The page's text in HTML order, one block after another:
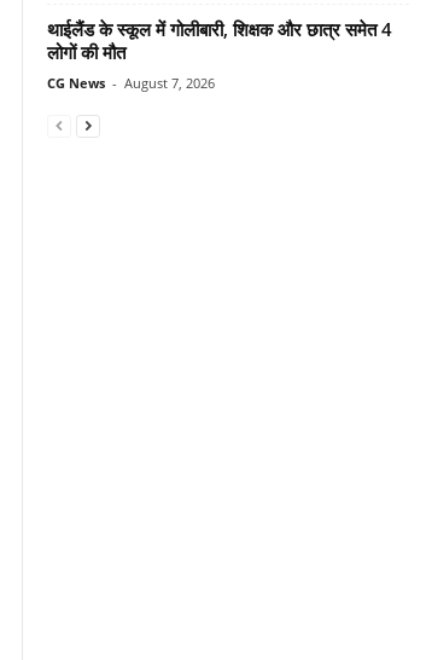
थाईलैंड के स्कूल में गोलीबारी, शिक्षक और छात्र समेत 4
लोगों की मौत
CG News - August 7, 2026